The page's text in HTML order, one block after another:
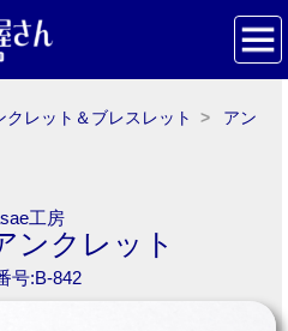
クレット＆ブレスレット
アン
工房
ンクレット
号:B-842